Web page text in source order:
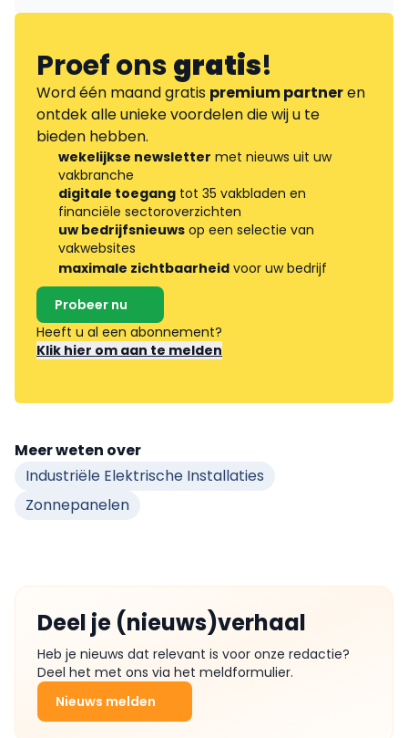
Proef onsgratis!
Word één maand gratis premium partneren
ontdek alle unieke voordelen die wij u te
bieden hebben.
wekelijkse newsletter met nieuws uit uw
vakbranche
digitale toegang tot 35 vakbladen en
financiële sectoroverzichten
uw bedrijfsnieuws op een selectie van
vakwebsites
maximale zichtbaarheid voor uw bedrijf
Probeer nu
Heeft u al een abonnement?
Klik hier om aan te melden
Meer weten over
Industriële Elektrische Installaties
Zonnepanelen
Deel je (nieuws)verhaal
Heb je nieuws dat relevant is voor onze redactie?
Deel het met ons via het meldformulier.
Nieuws melden